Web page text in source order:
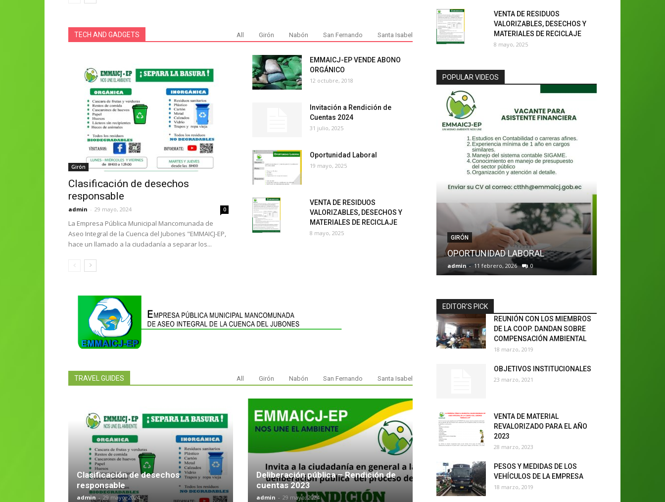
TECH AND GADGETS All Girón Nabón San Fernando Santa Isabel
Girón
Clasificación de desechos
responsable
admin - 29 mayo, 2024 0
La Empresa Pública Municipal Mancomunada de
Aseo Integral de la Cuenca del Jubones "EMMAICJ-EP,
hace un llamado a la ciudadanía a separar los...
EMMAICJ-EP VENDE ABONO
ORGÁNICO
12 octubre, 2018
Invitación a Rendición de
Cuentas 2024
31 julio, 2025
Oportunidad Laboral
19 mayo, 2025
VENTA DE RESIDUOS
VALORIZABLES, DESECHOS Y
MATERIALES DE RECICLAJE
8 mayo, 2025
TRAVEL GUIDES All Girón Nabón San Fernando Santa Isabel
Clasificación de desechos
responsable
admin - 29 mayo, 2024
Deliberación pública – Rendición de
cuentas 2023
admin - 29 mayo, 2024
VENTA DE RESIDUOS
VALORIZABLES, DESECHOS Y
MATERIALES DE RECICLAJE
8 mayo, 2025
POPULAR VIDEOS
GIRÓN
OPORTUNIDAD LABORAL
admin - 11 febrero, 2026 0
EDITOR'S PICK
REUNIÓN CON LOS MIEMBROS
DE LA COOP. DANDAN SOBRE
COMPENSACIÓN AMBIENTAL
18 marzo, 2019
OBJETIVOS INSTITUCIONALES
23 marzo, 2021
VENTA DE MATERIAL
REVALORIZADO PARA EL AÑO
2023
28 marzo, 2023
PESOS Y MEDIDAS DE LOS
VEHÍCULOS DE LA EMPRESA
18 marzo, 2019